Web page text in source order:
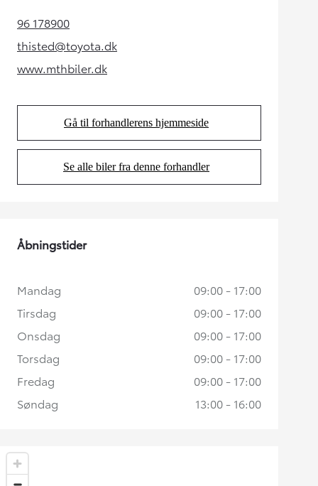
96 178900(Opens in new tab)
thisted@toyota.dk
(Opens in new tab)
www.mthbiler.dk(Opens in new tab)
Gå til forhandlerens hjemmeside
(Opens in new tab)
Se alle biler fra denne forhandler
(Opens in new tab)
Åbningstider
Mandag
09:00 - 17:00
Tirsdag
09:00 - 17:00
Onsdag
09:00 - 17:00
Torsdag
09:00 - 17:00
Fredag
09:00 - 17:00
Søndag
13:00 - 16:00